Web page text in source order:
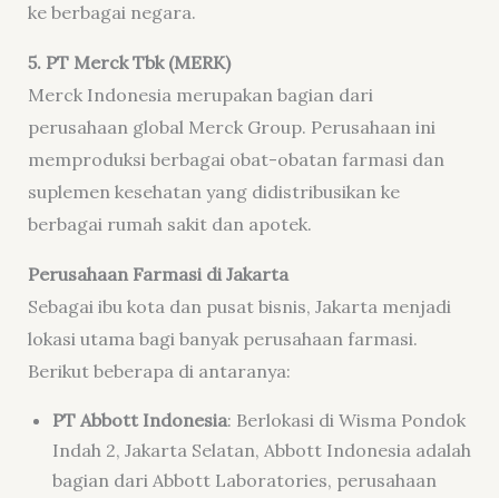
ke berbagai negara.
5. PT Merck Tbk (MERK)
Merck Indonesia merupakan bagian dari
perusahaan global Merck Group. Perusahaan ini
memproduksi berbagai obat-obatan farmasi dan
suplemen kesehatan yang didistribusikan ke
berbagai rumah sakit dan apotek.
Perusahaan Farmasi di Jakarta
Sebagai ibu kota dan pusat bisnis, Jakarta menjadi
lokasi utama bagi banyak perusahaan farmasi.
Berikut beberapa di antaranya:
PT Abbott Indonesia: Berlokasi di Wisma Pondok
Indah 2, Jakarta Selatan, Abbott Indonesia adalah
bagian dari Abbott Laboratories, perusahaan